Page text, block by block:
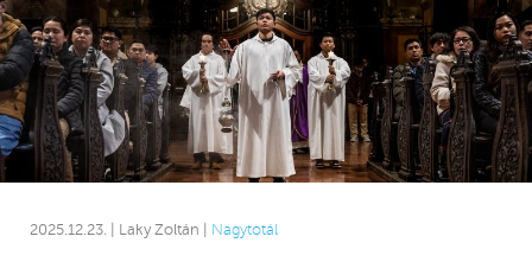
2025.12.23. | Laky Zoltán | Nagytotál